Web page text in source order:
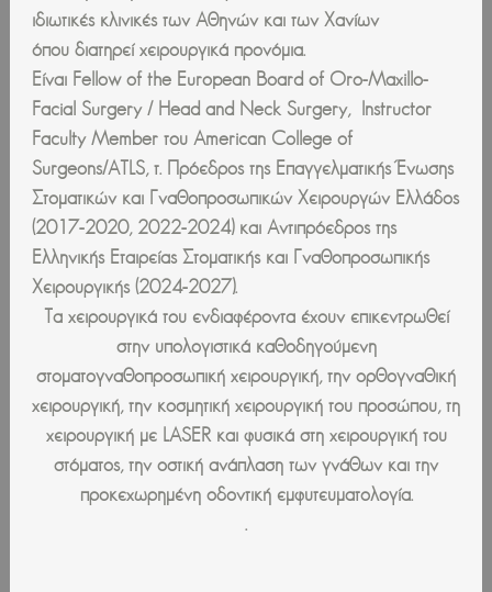
ιδιωτικές κλινικές των Αθηνών και των Χανίων
όπου διατηρεί χειρουργικά προνόμια.
Είναι Fellow of the European Board of Oro-Maxillo-
Facial Surgery / Head and Neck Surgery, Instructor
Faculty Member του American College of
Surgeons/ATLS, τ. Πρόεδρος της Επαγγελματικής Ένωσης
Στοματικών και Γναθοπροσωπικών Χειρουργών Ελλάδος
(2017-2020, 2022-2024) και Αντιπρόεδρος της
Ελληνικής Εταιρείας Στοματικής και Γναθοπροσωπικής
Χειρουργικής (2024-2027).
Τα χειρουργικά του ενδιαφέροντα έχουν επικεντρωθεί
στην υπολογιστικά καθοδηγούμενη
στοματογναθοπροσωπική χειρουργική, την ορθογναθική
χειρουργική, την κοσμητική χειρουργική του προσώπου, τη
χειρουργική με LASER και φυσικά στη χειρουργική του
στόματος, την οστική ανάπλαση των γνάθων και την
προκεχωρημένη οδοντική εμφυτευματολογία.
.